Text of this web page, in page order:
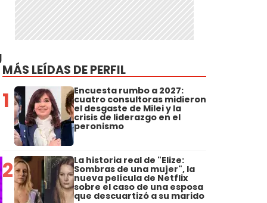
MÁS LEÍDAS DE PERFIL
1 Encuesta rumbo a 2027:
cuatro consultoras midieron
el desgaste de Milei y la
crisis de liderazgo en el
peronismo
2 La historia real de "Elize:
Sombras de una mujer", la
nueva película de Netflix
sobre el caso de una esposa
que descuartizó a su marido